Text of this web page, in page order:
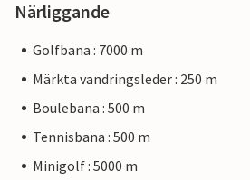
Närliggande
Golfbana : 7000 m
Märkta vandringsleder : 250 m
Boulebana : 500 m
Tennisbana : 500 m
Minigolf : 5000 m